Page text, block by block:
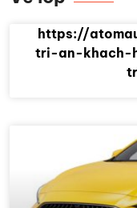
https://
tri-an-khach-